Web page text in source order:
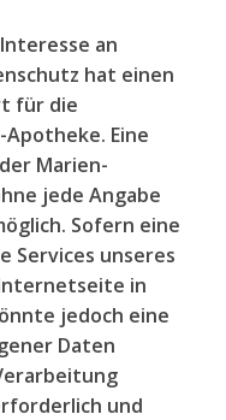
an
hat einen
für die
Eine
Marien-
jede Angabe
Sofern eine
Services unseres
in
jedoch eine
Daten
und